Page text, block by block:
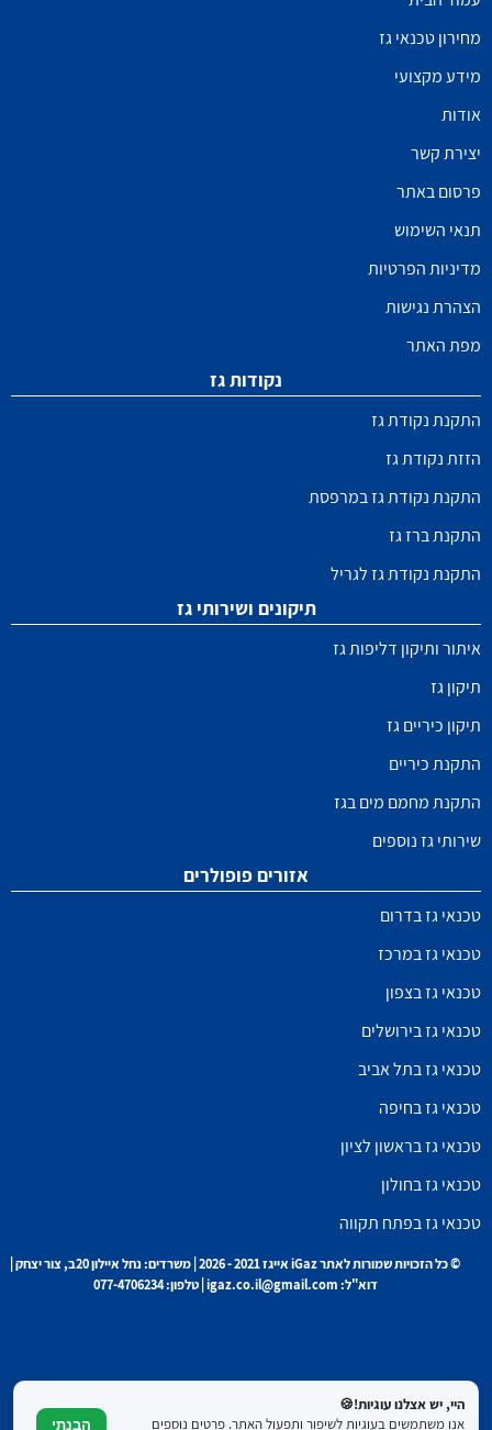
מחירון טכנאי גז
מידע מקצועי
אודות
יצירת קשר
פרסום באתר
תנאי השימוש
מדיניות הפרטיות
הצהרת נגישות
מפת האתר
נקודות גז
התקנת נקודת גז
הזזת נקודת גז
התקנת נקודת גז במרפסת
התקנת ברז גז
התקנת נקודת גז לגריל
תיקונים ושירותי גז
איתור ותיקון דליפות גז
תיקון גז
תיקון כיריים גז
התקנת כיריים
התקנת מחמם מים בגז
שירותי גז נוספים
אזורים פופולרים
טכנאי גז בדרום
טכנאי גז במרכז
טכנאי גז בצפון
טכנאי גז בירושלים
טכנאי גז בתל אביב
טכנאי גז בחיפה
טכנאי גז בראשון לציון
טכנאי גז בחולון
טכנאי גז בפתח תקווה
© כל הזכויות שמורות לאתר iGaz אייגז 2021 - 2026 | משרדים: נחל איילון 20ב, צור יצחק |
דוא"ל: igaz.co.il@gmail.com | טלפון: 077-4706234
היי, יש אצלנו עוגיות!🍪
אנו משתמשים בעוגיות לשיפור ותפעול האתר. פרטים נוספים
הבנתי